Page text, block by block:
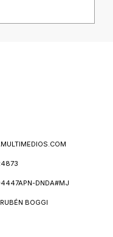
DNDA#MJ
RUBÉN BOGGI